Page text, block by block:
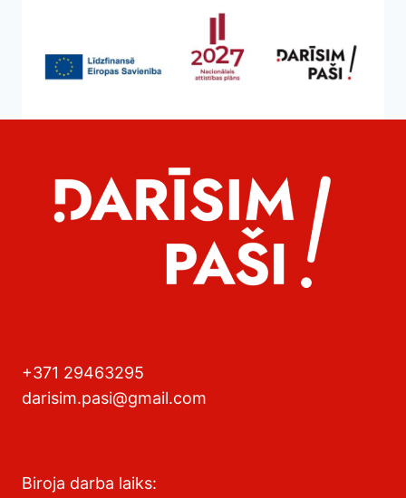
+371 29463295
darisim.pasi@gmail.com
Biroja darba laiks: